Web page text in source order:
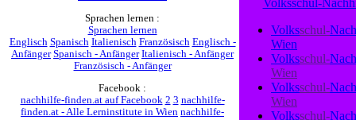
Sprachen lernen :
Sprachen lernen
Englisch Spanisch Italienisch Französisch Englisch -
Anfänger Spanisch - Anfänger Italienisch - Anfänger
Französisch - Anfänger
Facebook :
nachhilfe-finden.at auf Facebook 2 3 nachhilfe-
finden.at - Alle Lerninstitute in Wien nachhilfe-
Volksschul-
Volksschul-Nach
Wien
Volksschul-Nach
Wien
Volksschul-Nach
Wien
Volksschul-Nach